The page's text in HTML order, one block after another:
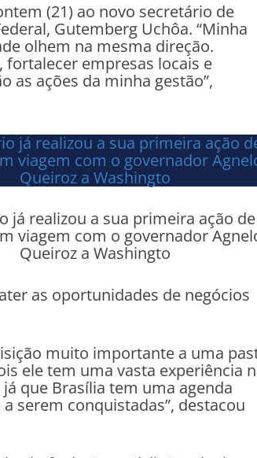
(21) ao novo secretário de
Gutemberg Uchôa. “Minha
olhem na mesma direção.
empresas locais e
as ações da minha gestão”,
já realizou a sua primeira ação de
viagem com o governador
Queiroz a Washingto
as oportunidades de negócios
muito importante a uma
ele tem uma vasta experiência
que Brasília tem uma agenda
serem conquistadas”, destacou